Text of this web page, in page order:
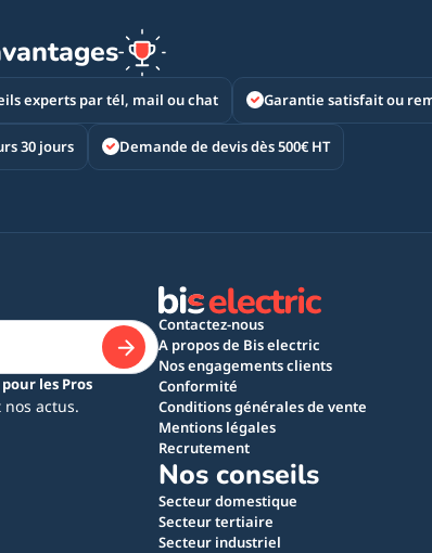
experts par tél, mail ou chat Garantie satisfait ou
30 jours Demande de devis dès 500€ HT
les Pros
actus.
Contactez-nous
A propos de Bis electric
Nos engagements clients
Conformité
Conditions générales de vente
Mentions légales
Recrutement
Nos conseils
Secteur domestique
Secteur tertiaire
Secteur industriel